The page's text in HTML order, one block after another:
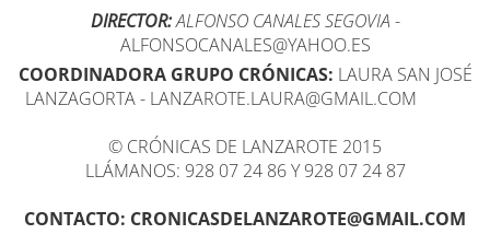
DIRECTOR:ALFONSO CANALES SEGOVIA -
ALFONSOCANALES@YAHOO.ES
COORDINADORA GRUPO CRÓNICAS: LAURA SAN JOSÉ
LANZAGORTA - LANZAROTE.LAURA@GMAIL.COM
© CRÓNICAS DE LANZAROTE 2015
LLÁMANOS: 928 07 24 86 Y 928 07 24 87
CONTACTO: CRONICASDELANZAROTE@GMAIL.COM